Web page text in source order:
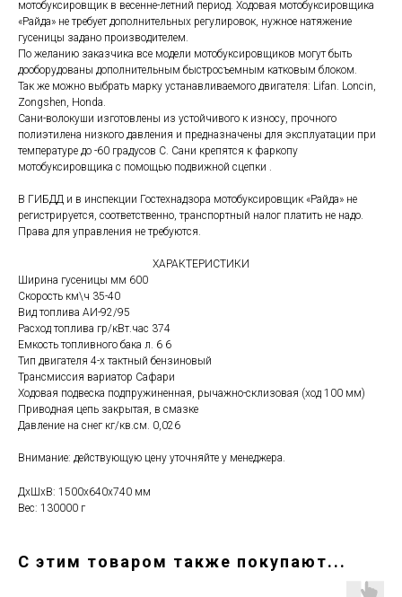
мотобуксировщик в весенне-летний период. Ходовая мотобуксировщика
«Райда» не требует дополнительных регулировок, нужное натяжение
гусеницы задано производителем.
По желанию заказчика все модели мотобуксировщиков могут быть
дооборудованы дополнительным быстросъемным катковым блоком.
Так же можно выбрать марку устанавливаемого двигателя: Lifan. Loncin,
Zongshen, Honda.
Сани-волокуши изготовлены из устойчивого к износу, прочного
полиэтилена низкого давления и предназначены для эксплуатации при
температуре до -60 градусов С. Сани крепятся к фаркопу
мотобуксировщика с помощью подвижной сцепки .
В ГИБДД и в инспекции Гостехнадзора мотобуксировщик «Райда» не
регистрируется, соответственно, транспортный налог платить не надо.
Права для управления не требуются.
ХАРАКТЕРИСТИКИ
Ширина гусеницы мм 600
Скорость км\ч 35-40
Вид топлива АИ-92/95
Расход топлива гр/кВт.час 374
Емкость топливного бака л. 6 6
Тип двигателя 4-х тактный бензиновый
Трансмиссия вариатор Сафари
Ходовая подвеска подпружиненная, рычажно-склизовая (ход 100 мм)
Приводная цепь закрытая, в смазке
Давление на снег кг/кв.см. 0,026
Внимание: действующую цену уточняйте у менеджера.
ДxШxВ: 1500x640x740 мм
Вес: 130000 г
С этим товаром также покупают...